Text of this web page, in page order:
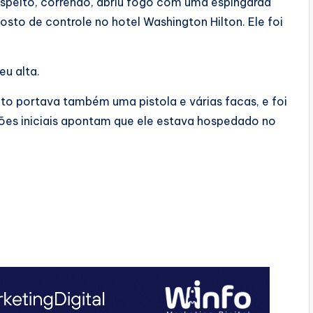
de controle no hotel Washington Hilton. Ele foi
alta.
portava também uma pistola e várias facas, e foi
iniciais apontam que ele estava hospedado no